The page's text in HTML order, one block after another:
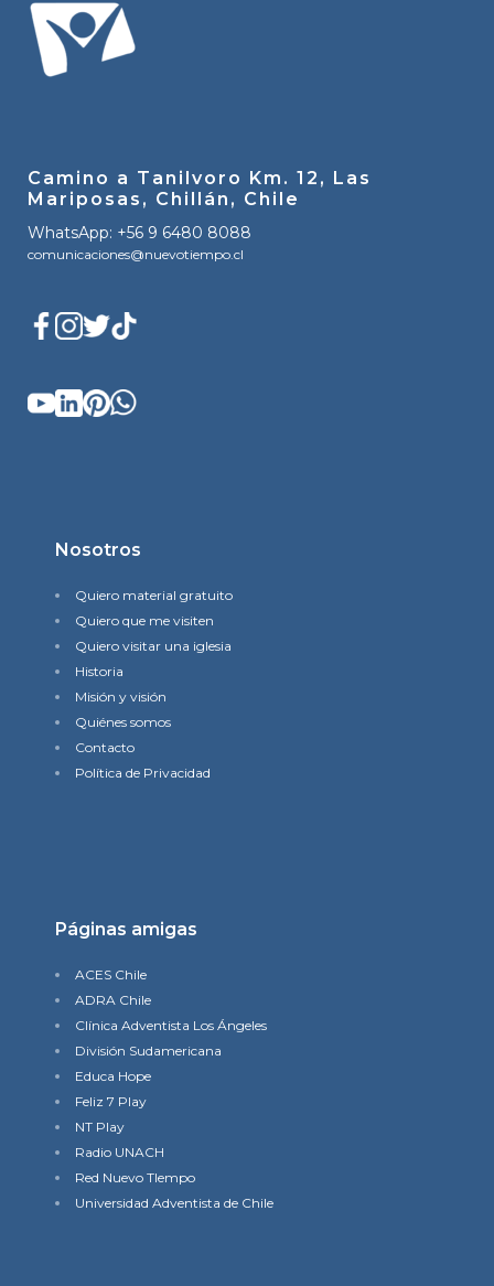
Camino a Tanilvoro Km. 12, Las
Mariposas, Chillán, Chile
WhatsApp: +56 9 6480 8088
comunicaciones@nuevotiempo.cl
Nosotros
Quiero material gratuito
Quiero que me visiten
Quiero visitar una iglesia
Historia
Misión y visión
Quiénes somos
Contacto
Política de Privacidad
Páginas amigas
ACES Chile
ADRA Chile
Clínica Adventista Los Ángeles
División Sudamericana
Educa Hope
Feliz 7 Play
NT Play
Radio UNACH
Red Nuevo TIempo
Universidad Adventista de Chile